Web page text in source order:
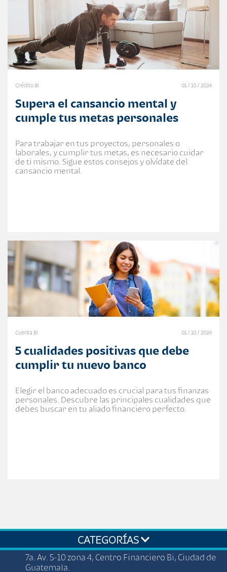
Crédito Bi 01 / 10 / 2024
Supera el cansancio mental y
cumple tus metas personales
Para trabajar en tus proyectos, personales o
laborales, y cumplir tus metas, es necesario cuidar
de ti mismo. Sigue estos consejos y olvídate del
cansancio mental.
Cuenta Bi 01 / 10 / 2024
5 cualidades positivas que debe
cumplir tu nuevo banco
Elegir el banco adecuado es crucial para tus finanzas
personales. Descubre las principales cualidades que
debes buscar en tu aliado financiero perfecto.
CATEGORÍAS
7a. Av. 5-10 zona 4, Centro Financiero Bi, Ciudad de
Guatemala.